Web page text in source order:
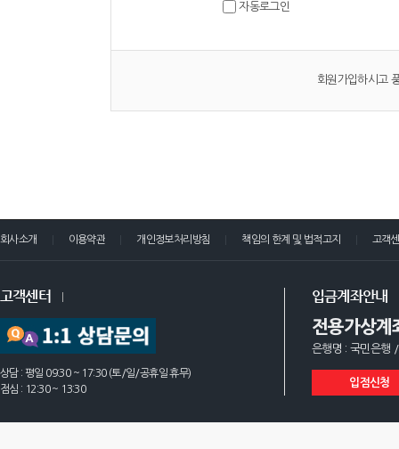
자동로그인
회원가입하시고
회사소개 이용약관 개인정보처리방침 책임의 한계 및 법적고지 고객
고객센터
상담 : 평일 09:30 ~ 17:30 (토/일/공휴일 휴무)
점심 : 12:30 ~ 13:30
입금계좌안내
전용가상계
은행명 : 국민은행
입점신청